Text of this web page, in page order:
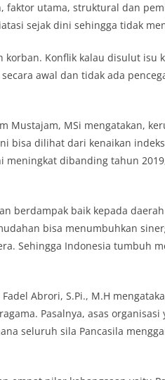
utama, struktural dan
sejak dini sehingga tidak
Konflik kalau disulut isu
awal dan tidak ada
Mustajam, MSi mengatakan,
bisa dilihat dari kenaikan
meningkat dibanding tahun
berdampak baik kepada
bisa menumbuhkan
Sehingga Indonesia tumbuh
Abrori, S.Pi., M.H
Pasalnya, asas organisasi
seluruh sila Pancasila